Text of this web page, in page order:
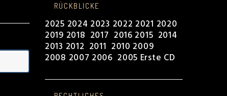
RÜCKBLICKE
2025 2024 2023 2022 2021 2020
2019 2018 2017 2016 2015 2014
2013 2012 2011 2010 2009
2008 2007 2006 2005 Erste CD